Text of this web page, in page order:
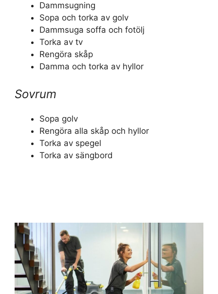
Dammsugning
Sopa och torka av golv
Dammsuga soffa och fotölj
Torka av tv
Rengöra skåp
Damma och torka av hyllor
Sovrum
Sopa golv
Rengöra alla skåp och hyllor
Torka av spegel
Torka av sängbord